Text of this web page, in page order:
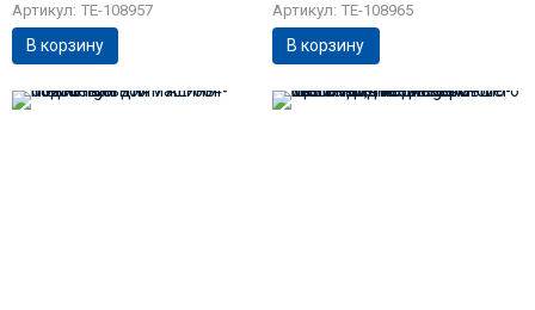
Артикул: TE-108957
В корзину
Артикул: TE-108965
В корзину